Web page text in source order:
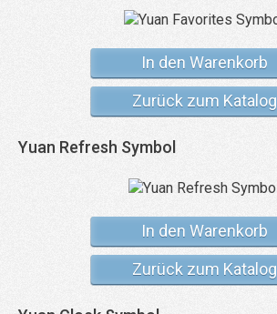
In den Warenkorb
Zurück zum Katalog
Yuan Refresh Symbol
In den Warenkorb
Zurück zum Katalog